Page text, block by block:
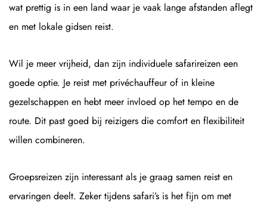
wat prettig is in een land waar je vaak lange afstanden aflegt
en met lokale gidsen reist.
Wil je meer vrijheid, dan zijn individuele safarireizen een
goede optie. Je reist met privéchauffeur of in kleine
gezelschappen en hebt meer invloed op het tempo en de
route. Dit past goed bij reizigers die comfort en flexibiliteit
willen combineren.
Groepsreizen zijn interessant als je graag samen reist en
ervaringen deelt. Zeker tijdens safari’s is het fijn om met